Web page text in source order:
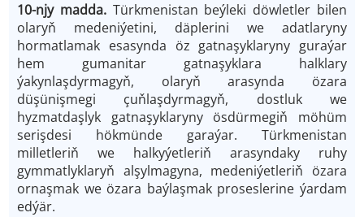
10-njy madda.Türkmenistan beýleki döwletler bilen
olaryň medeniýetini, däplerini we adatlaryny
hormatlamak esasynda öz gatnaşyklaryny guraýar
hem gumanitar gatnaşyklara halklary
ýakynlaşdyrmagyň, olaryň arasynda özara
düşünişmegi çuňlaşdyrmagyň, dostluk we
hyzmatdaşlyk gatnaşyklaryny ösdürmegiň möhüm
serişdesi hökmünde garaýar. Türkmenistan
milletleriň we halkyýetleriň arasyndaky ruhy
gymmatlyklaryň alşylmagyna, medeniýetleriň özara
ornaşmak we özara baýlaşmak proseslerine ýardam
edýär.